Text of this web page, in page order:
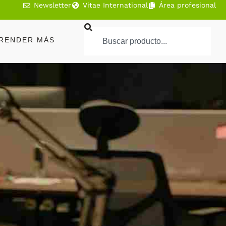
Newsletter Vitae International Área profesional
MÁS